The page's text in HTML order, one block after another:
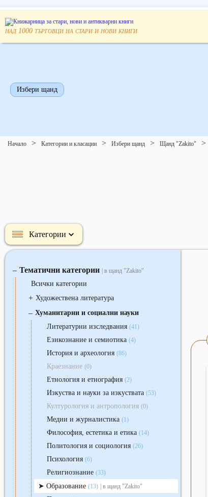
над 1000 търговци на стари и нови книги
Избери щанд
Начало Категории и класации Избери щанд Щанд "Zakito"
Категории
‒ Тематични категории | в щанд "Zakito"
Всички категории
+ Художествена литература
‒ Хуманитарни и социални науки
Литературни изследвания (41)
Езикознание и семиотика (4)
История и археология (86)
Краезнание (0)
Етнология и етнография (2)
Изкуства и науки за изкуствата (53)
Културология и антропология (0)
Медии и журналистика (1)
Философия, естетика и етика (14)
Политология и социология (26)
Психология (6)
Религиознание (33)
Образование (13) | в щанд "Zakito"